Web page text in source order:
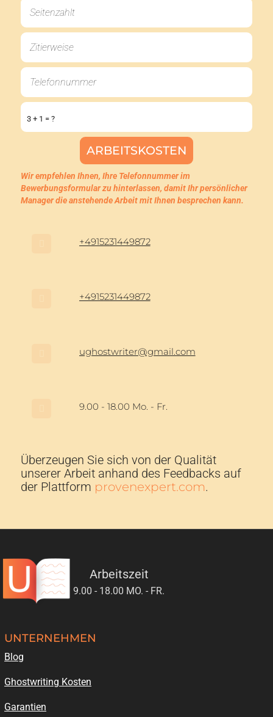
3 + 1 = ?
Wir empfehlen Ihnen, Ihre Telefonnummer im
Bewerbungsformular zu hinterlassen, damit Ihr persönlicher
Manager die anstehende Arbeit mit Ihnen besprechen kann.
+4915231449872
+4915231449872
ughostwriter@gmail.com
9.00 - 18.00 Mo. - Fr.
Überzeugen Sie sich von der Qualität
unserer Arbeit anhand des Feedbacks auf
der Plattform provenexpert.com.
Arbeitszeit
9.00 - 18.00 MO. - FR.
UNTERNEHMEN
Blog
Ghostwriting Kosten
Garantien